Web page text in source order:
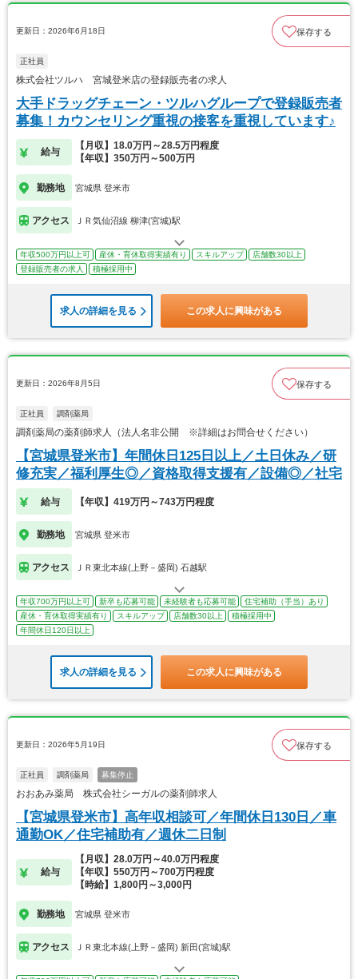
更新日：2026年6月18日 保存する
正社員
株式会社ツルハ 宮城登米店の登録販売者の求人
大手ドラッグチェーン・ツルハグループで登録販売者
募集！カウンセリング重視の接客を重視しています♪
給与
【月収】18.0万円～28.5万円程度
【年収】350万円～500万円
勤務地 宮城県 登米市
アクセス ＪＲ気仙沼線 柳津(宮城)駅
年収500万円以上可 産休・育休取得実績有り スキルアップ
店舗数30以上
登録販売者の求人
積極採用中
求人の詳細を見る この求人に興味がある
更新日：2026年8月5日 保存する
正社員 調剤薬局
調剤薬局の薬剤師求人（法人名非公開 ※詳細はお問合せください）
【宮城県登米市】年間休日125日以上／土日休み／研
修充実／福利厚生◎／資格取得支援有／設備◎／社宅
給与 【年収】419万円～743万円程度
勤務地 宮城県 登米市
アクセス ＪＲ東北本線(上野－盛岡) 石越駅
年収700万円以上可 新卒も応募可能 未経験者も応募可能
住宅補助（手当）あり
産休・育休取得実績有り
スキルアップ 店舗数30以上
積極採用中
年間休日120日以上
求人の詳細を見る この求人に興味がある
更新日：2026年5月19日 保存する
正社員 調剤薬局 募集停止
おおあみ薬局 株式会社シーガルの薬剤師求人
【宮城県登米市】高年収相談可／年間休日130日／車
通勤OK／住宅補助有／週休二日制
給与
【月収】28.0万円～40.0万円程度
【年収】550万円～700万円程度
【時給】1,800円～3,000円
勤務地 宮城県 登米市
アクセス ＪＲ東北本線(上野－盛岡) 新田(宮城)駅